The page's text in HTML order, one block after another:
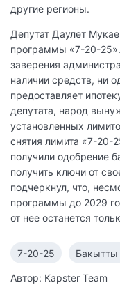
другие регионы.
Депутат Даулет
программы «7-20-
заверения
наличии средств, ни
предоставляет
депутата, народ
установленных
снятия лимита «7-20-
получили одобрение
получить ключи от
подчеркнул, что,
программы до 2029
от нее останется
7-20-25 Бакытты
Автор: Kapster Team